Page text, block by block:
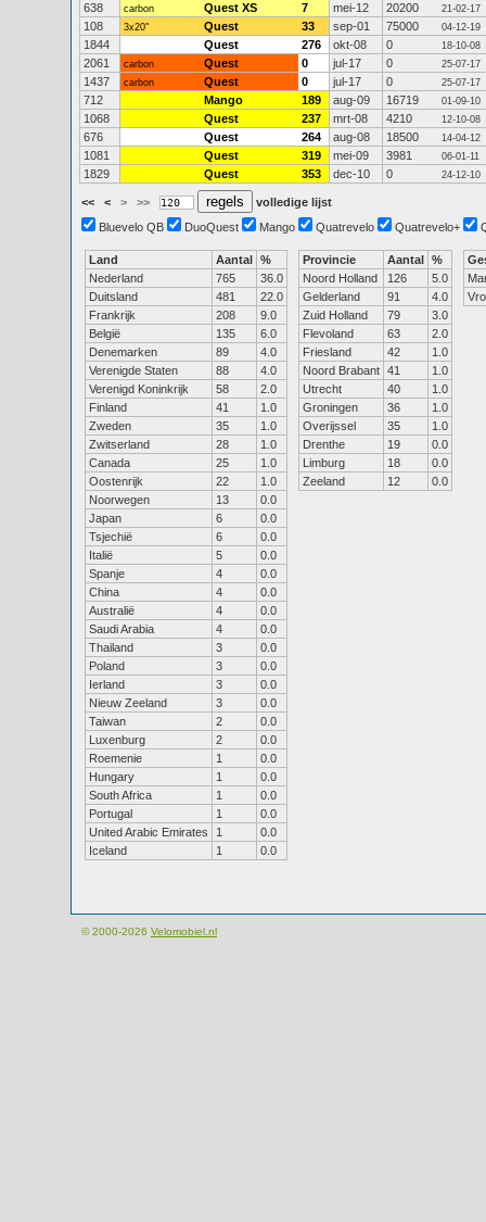
638 carbon Quest XS 7 mei-12 20200 21-02-17
108 3x20" Quest 33 sep-01 75000 04-12-19
1844 Quest 276 okt-08 0 18-10-08
2061 carbon Quest 0 jul-17 0 25-07-17
1437 carbon Quest 0 jul-17 0 25-07-17
712 Mango 189 aug-09 16719 01-09-10
1068 Quest 237 mrt-08 4210 12-10-08
676 Quest 264 aug-08 18500 14-04-12
1081 Quest 319 mei-09 3981 06-01-11
1829 Quest 353 dec-10 0 24-12-10
<< < > >>
volledige lijst
Bluevelo QB
DuoQuest Mango Quatrevelo Quatrevelo+
Land Aantal %
Nederland
765
36.0
Duitsland
481
22.0
Frankrijk
208
9.0
België
135
6.0
Denemarken
89
4.0
Verenigde Staten
88
4.0
Verenigd Koninkrijk
58
2.0
Finland
41
1.0
Zweden
35
1.0
Zwitserland
28
1.0
Canada
25
1.0
Oostenrijk
22
1.0
Noorwegen
13
0.0
Japan
6
0.0
Tsjechië
6
0.0
Italië
5
0.0
Spanje
4
0.0
China
4
0.0
Australië
4
0.0
Saudi Arabia
4
0.0
Thailand
3
0.0
Poland
3
0.0
Ierland
3
0.0
Nieuw Zeeland
3
0.0
Taiwan
2
0.0
Luxenburg
2
0.0
Roemenie
1
0.0
Hungary
1
0.0
South Africa
1
0.0
Portugal
1
0.0
United Arabic Emirates
1
0.0
Iceland
1 0.0
Provincie Aantal %
Noord Holland
126
5.0
Gelderland
91
4.0
Zuid Holland
79
3.0
Flevoland
63
2.0
Friesland
42
1.0
Noord Brabant 41
1.0
Utrecht
40
1.0
Groningen
36
1.0
Overijssel
35
1.0
Drenthe
19
0.0
Limburg
18
0.0
Zeeland
12 0.0
© 2000-2026 Velomobiel.nl